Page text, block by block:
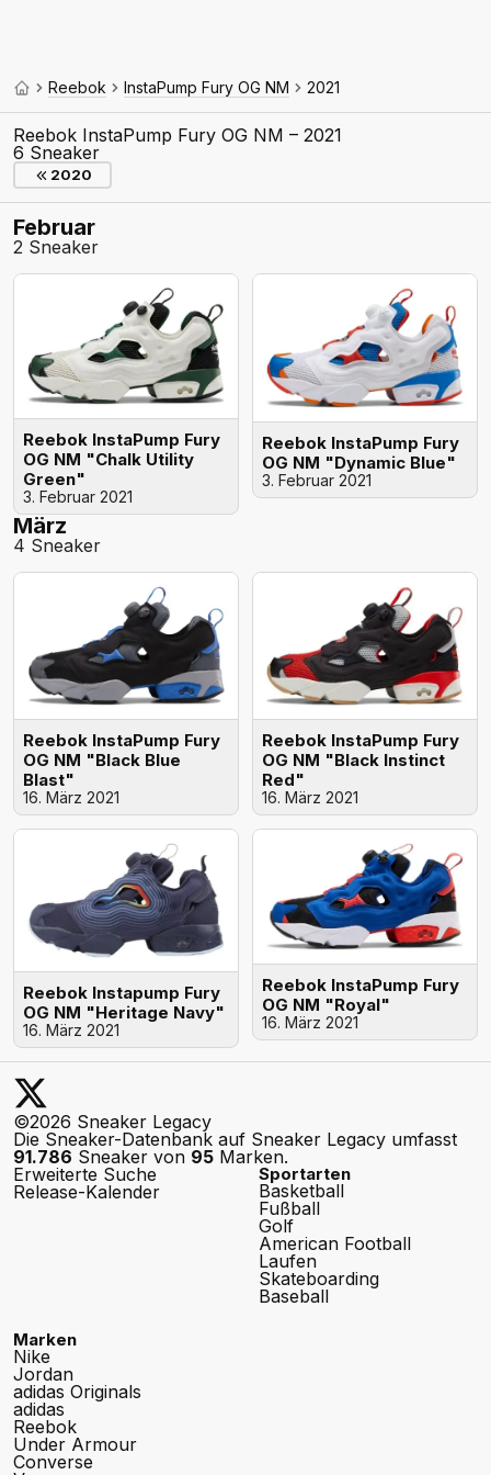
Reebok InstaPump Fury OG NM 2021
Reebok InstaPump Fury OG NM – 2021
6 Sneaker
2020
Februar
2 Sneaker
Reebok InstaPump Fury
OG NM "Chalk Utility
Green"
3. Februar 2021
Reebok InstaPump Fury
OG NM "Dynamic Blue"
3. Februar 2021
März
4 Sneaker
Reebok InstaPump Fury
OG NM "Black Blue
Blast"
16. März 2021
Reebok InstaPump Fury
OG NM "Black Instinct
Red"
16. März 2021
Reebok Instapump Fury
OG NM "Heritage Navy"
16. März 2021
Reebok InstaPump Fury
OG NM "Royal"
16. März 2021
©2026 Sneaker Legacy
Die Sneaker-Datenbank auf Sneaker Legacy umfasst
91.786 Sneaker von 95 Marken.
Erweiterte Suche
Release-Kalender
Sportarten
Basketball
Fußball
Golf
American Football
Laufen
Skateboarding
Baseball
Marken
Nike
Jordan
adidas Originals
adidas
Reebok
Under Armour
Converse